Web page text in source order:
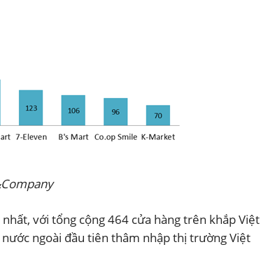
với tổng cộng 464 cửa hàng trên khắp Việt
ngoài đầu tiên thâm nhập thị trường Việt